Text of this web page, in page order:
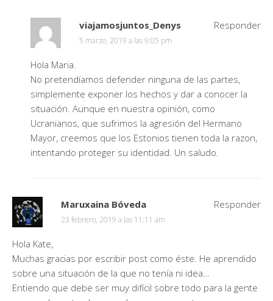
viajamosjuntos_Denys
5 marzo, 2019 a las 9:05 pm
Hola Maria.
No pretendíamos defender ninguna de las partes,
simplemente exponer los hechos y dar a conocer la
situación. Aunque en nuestra opinión, como
Ucranianos, que sufrimos la agresión del Hermano
Mayor, creemos que los Estonios tienen toda la razon,
intentando proteger su identidad. Un saludo.
Responder
Maruxaina Bóveda
23 febrero, 2019 a las 11:11 am
Hola Kate,
Muchas gracias por escribir post como éste. He aprendido
sobre una situación de la que no tenía ni idea…
Entiendo que debe ser muy difícil sobre todo para la gente
Responder